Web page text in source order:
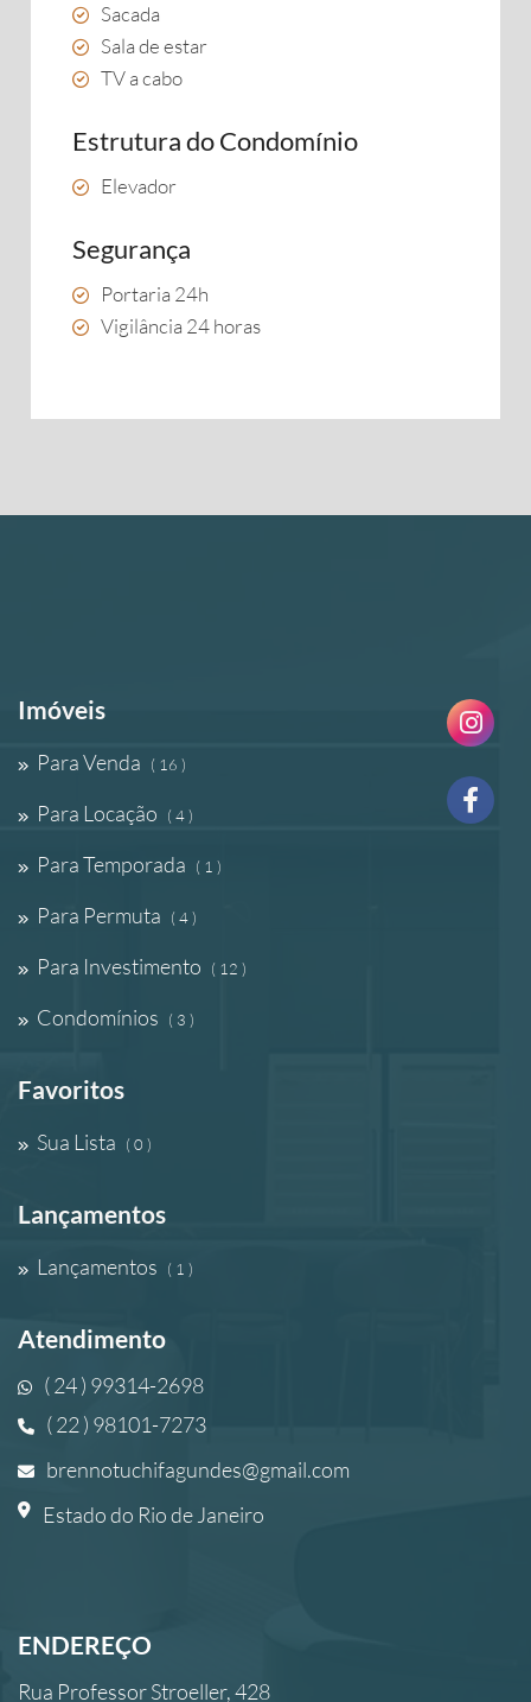
Sacada
Sala de estar
TV a cabo
Estrutura do Condomínio
Elevador
Segurança
Portaria 24h
Vigilância 24 horas
Imóveis
Para Venda ( 16 )
Para Locação ( 4 )
Para Temporada ( 1 )
Para Permuta ( 4 )
Para Investimento ( 12 )
Condomínios ( 3 )
Favoritos
Sua Lista ( 0 )
Lançamentos
Lançamentos ( 1 )
Atendimento
( 24 ) 99314-2698
( 22 ) 98101-7273
brennotuchifagundes@gmail.com
Estado do Rio de Janeiro
ENDEREÇO
Rua Professor Stroeller, 428